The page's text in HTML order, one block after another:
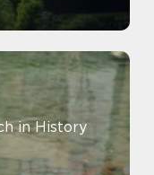
in History